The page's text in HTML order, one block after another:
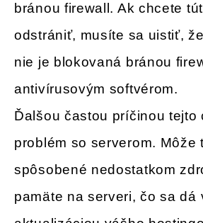
bránou firewall. Ak chcete
odstrániť, musíte sa uistiť,
nie je blokovaná bránou
antivírusovým softvérom.
Ďalšou častou príčinou tejto
problém so serverom. Môže
spôsobené nedostatkom
pamäte na serveri, čo sa dá